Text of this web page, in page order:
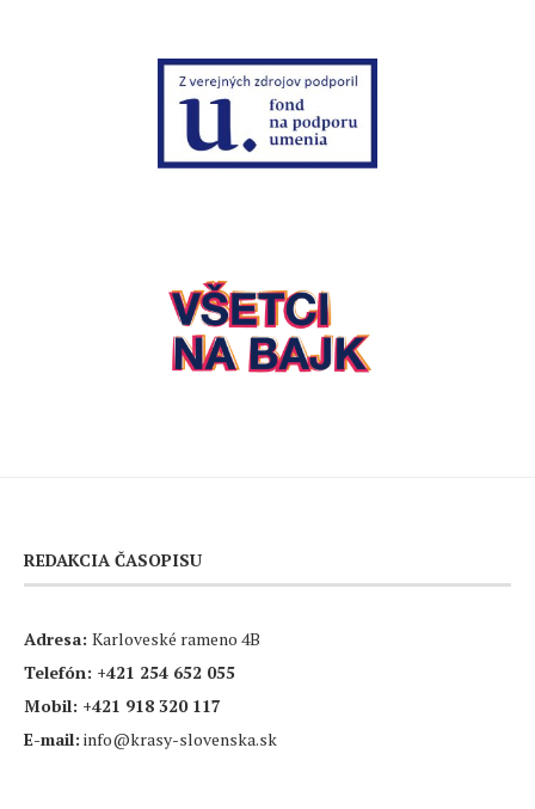
REDAKCIA ČASOPISU
Adresa: Karloveské rameno 4B
Telefón: +421 254 652 055
Mobil: +421 918 320 117
E-mail: info@krasy-slovenska.sk